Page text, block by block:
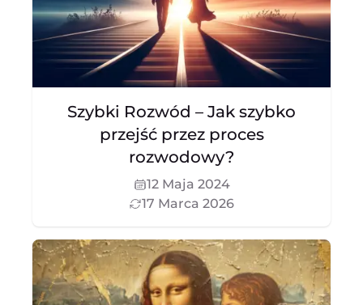
Szybki Rozwód – Jak szybko
przejść przez proces
rozwodowy?
12 Maja 2024
17 Marca 2026